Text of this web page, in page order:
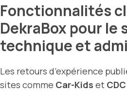
Fonctionnalités
DekraBox pour le
technique et
Les retours d’expérience
sites comme Car-Kids et